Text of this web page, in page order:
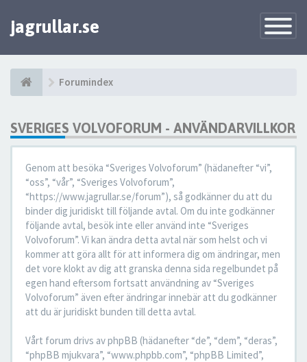
Toggle
jagrullar.se
Forumindex
SVERIGES VOLVOFORUM - ANVÄNDARVILLKOR
Genom att besöka “Sveriges Volvoforum” (hädanefter “vi”,
“oss”, “vår”, “Sveriges Volvoforum”,
“https://www.jagrullar.se/forum”), så godkänner du att du
binder dig juridiskt till följande avtal. Om du inte godkänner
följande avtal, besök inte eller använd inte “Sveriges
Volvoforum”. Vi kan ändra detta avtal när som helst och vi
kommer att göra allt för att informera dig om ändringar, men
det vore klokt av dig att granska denna sida regelbundet på
egen hand eftersom fortsatt användning av “Sveriges
Volvoforum” även efter ändringar innebär att du godkänner
att du är juridiskt bunden till detta avtal.
Vårt forum drivs av phpBB (hädanefter “de”, “dem”, “deras”,
“phpBB mjukvara”, “www.phpbb.com”, “phpBB Limited”,